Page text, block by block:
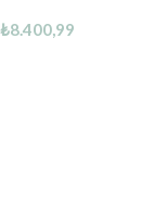
₺8.400,99